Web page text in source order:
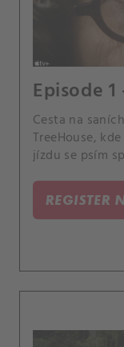
Episode
Cesta na
TreeHouse,
jízdu se psím
REGISTER